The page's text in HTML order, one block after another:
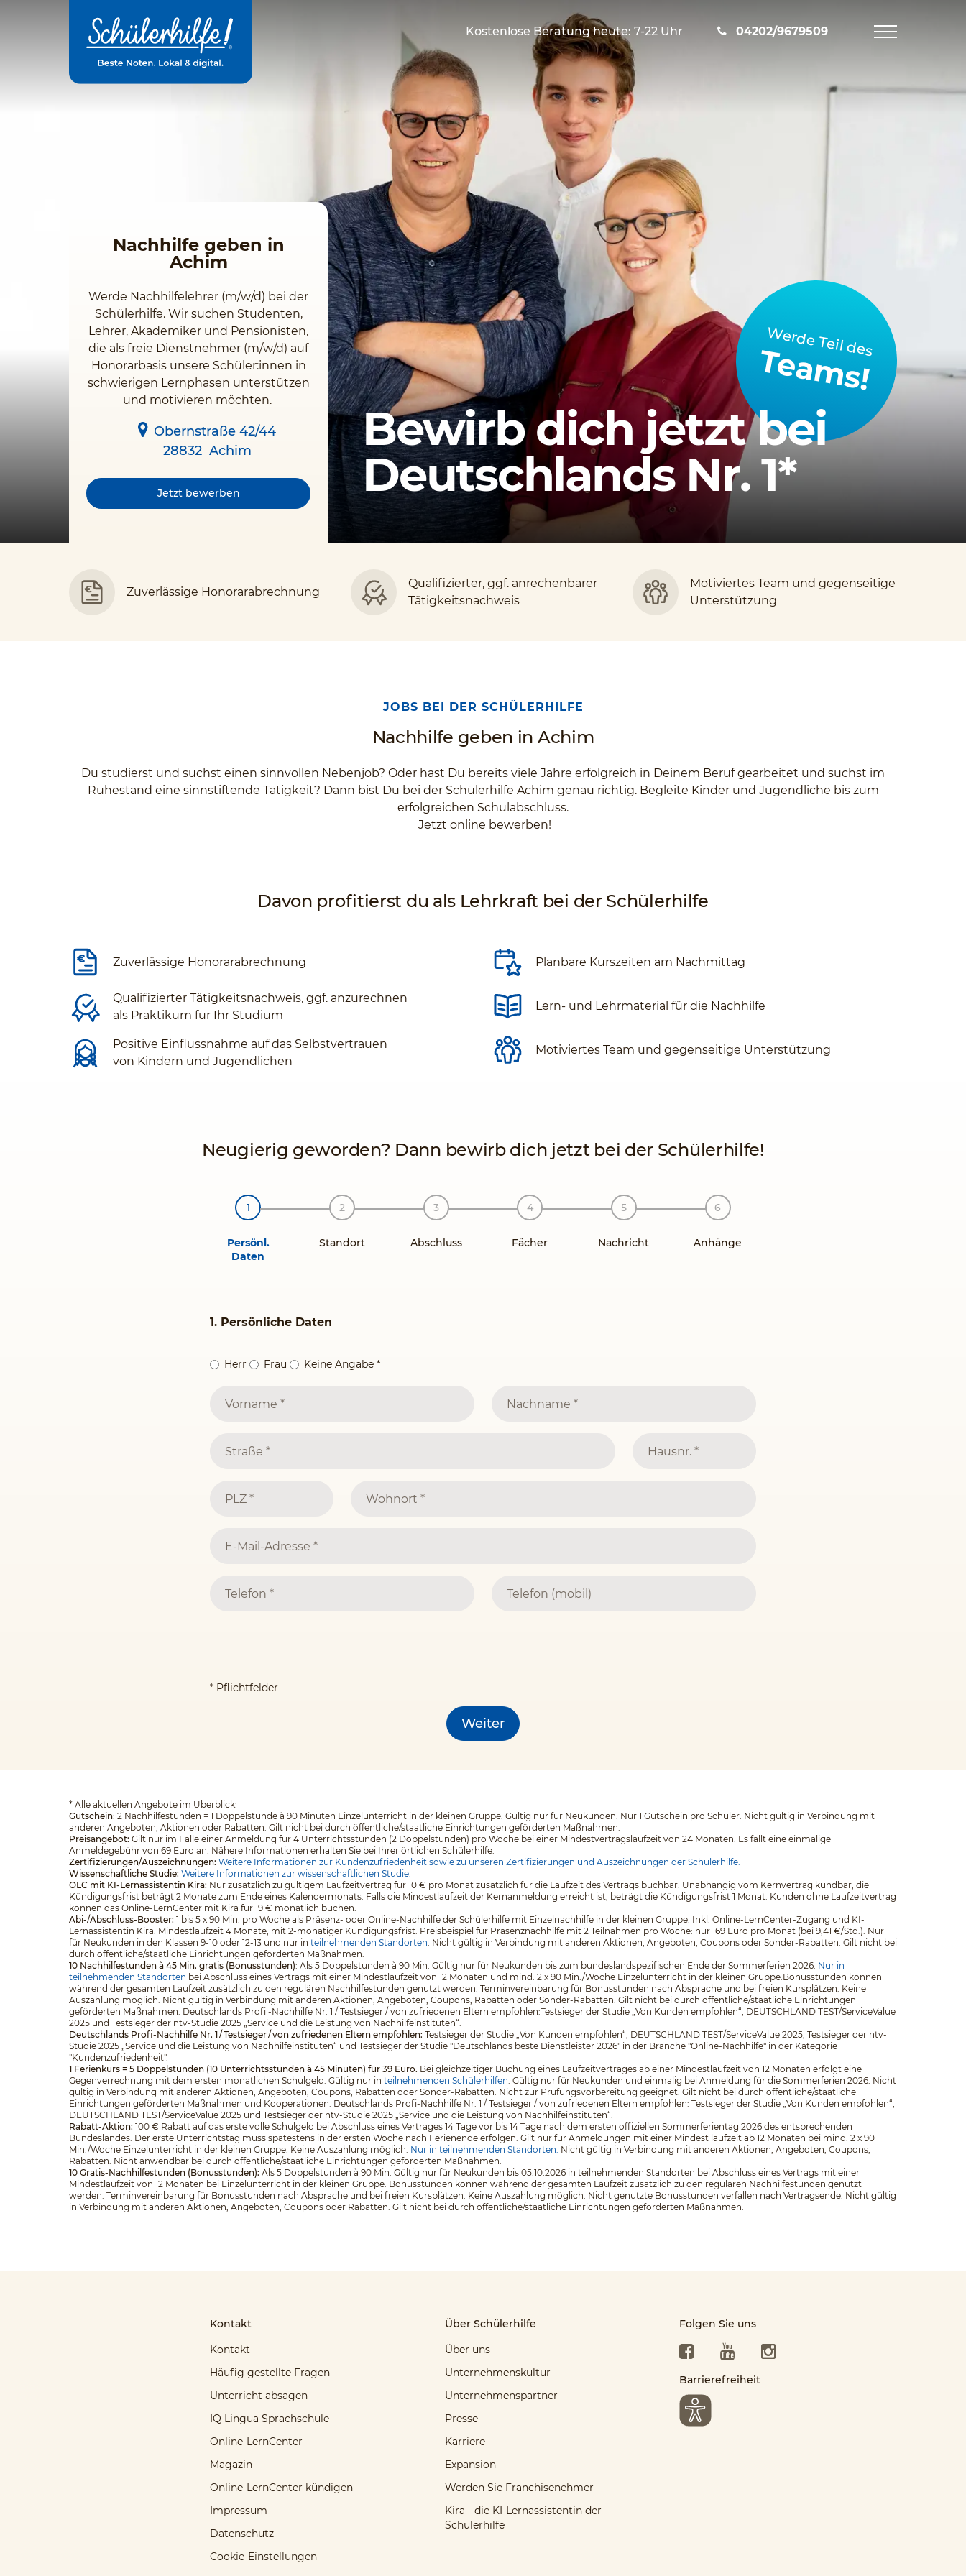
Kostenlose Beratung heute: 7-22 Uhr 04202/9679509
Navigation
Werde Teil des
Teams!
Bewirb dich jetzt bei
Deutschlands Nr. 1*
Nachhilfe geben in
Achim
Werde Nachhilfelehrer (m/w/d) bei der
Schülerhilfe. Wir suchen Studenten,
Lehrer, Akademiker und Pensionisten,
die als freie Dienstnehmer (m/w/d) auf
Honorarbasis unsere Schüler:innen in
schwierigen Lernphasen unterstützen
und motivieren möchten.
Obernstraße 42/44
28832 Achim
Jetzt bewerben
Zuverlässige Honorarabrechnung
Qualifizierter, ggf. anrechenbarer
Tätigkeitsnachweis
Motiviertes Team und gegenseitige
Unterstützung
JOBS BEI DER SCHÜLERHILFE
Nachhilfe geben in Achim
Du studierst und suchst einen sinnvollen Nebenjob? Oder hast Du bereits viele Jahre erfolgreich in Deinem Beruf gearbeitet und suchst im
Ruhestand eine sinnstiftende Tätigkeit? Dann bist Du bei der Schülerhilfe Achim genau richtig. Begleite Kinder und Jugendliche bis zum
erfolgreichen Schulabschluss.
Jetzt online bewerben!
Davon profitierst du als Lehrkraft bei der Schülerhilfe
Zuverlässige Honorarabrechnung
Qualifizierter Tätigkeitsnachweis, ggf. anzurechnen
als Praktikum für Ihr Studium
Positive Einflussnahme auf das Selbstvertrauen
von Kindern und Jugendlichen
Planbare Kurszeiten am Nachmittag
Lern- und Lehrmaterial für die Nachhilfe
Motiviertes Team und gegenseitige Unterstützung
Neugierig geworden? Dann bewirb dich jetzt bei der Schülerhilfe!
Persönl.
Daten
Standort Abschluss Fächer Nachricht Anhänge
1. Persönliche Daten
Herr Frau Keine Angabe *
* Pflichtfelder
Weiter
* Alle aktuellen Angebote im Überblick:
Gutschein: 2 Nachhilfestunden = 1 Doppelstunde à 90 Minuten Einzelunterricht in der kleinen Gruppe. Gültig nur für Neukunden. Nur 1 Gutschein pro Schüler. Nicht gültig in Verbindung mit
anderen Angeboten, Aktionen oder Rabatten. Gilt nicht bei durch öffentliche/staatliche Einrichtungen geförderten Maßnahmen.
Preisangebot: Gilt nur im Falle einer Anmeldung für 4 Unterrichtsstunden (2 Doppelstunden) pro Woche bei einer Mindestvertragslaufzeit von 24 Monaten. Es fällt eine einmalige
Anmeldegebühr von 69 Euro an. Nähere Informationen erhalten Sie bei Ihrer örtlichen Schülerhilfe.
Zertifizierungen/Auszeichnungen: Weitere Informationen zur Kundenzufriedenheit sowie zu unseren Zertifizierungen und Auszeichnungen der Schülerhilfe.
Wissenschaftliche Studie: Weitere Informationen zur wissenschaftlichen Studie.
OLC mit KI-Lernassistentin Kira: Nur zusätzlich zu gültigem Laufzeitvertrag für 10 € pro Monat zusätzlich für die Laufzeit des Vertrags buchbar. Unabhängig vom Kernvertrag kündbar, die
Kündigungsfrist beträgt 2 Monate zum Ende eines Kalendermonats. Falls die Mindestlaufzeit der Kernanmeldung erreicht ist, beträgt die Kündigungsfrist 1 Monat. Kunden ohne Laufzeitvertrag
können das Online-LernCenter mit Kira für 19 € monatlich buchen.
Abi-/Abschluss-Booster: 1 bis 5 x 90 Min. pro Woche als Präsenz- oder Online-Nachhilfe der Schülerhilfe mit Einzelnachhilfe in der kleinen Gruppe. Inkl. Online-LernCenter-Zugang und KI-
Lernassistentin Kira. Mindestlaufzeit 4 Monate, mit 2-monatiger Kündigungsfrist. Preisbeispiel für Präsenznachhilfe mit 2 Teilnahmen pro Woche: nur 169 Euro pro Monat (bei 9,41 €/Std.). Nur
für Neukunden in den Klassen 9-10 oder 12-13 und nur in teilnehmenden Standorten. Nicht gültig in Verbindung mit anderen Aktionen, Angeboten, Coupons oder Sonder-Rabatten. Gilt nicht bei
durch öffentliche/staatliche Einrichtungen geförderten Maßnahmen.
10 Nachhilfestunden à 45 Min. gratis (Bonusstunden): Als 5 Doppelstunden à 90 Min. Gültig nur für Neukunden bis zum bundeslandspezifischen Ende der Sommerferien 2026. Nur in
teilnehmenden Standorten bei Abschluss eines Vertrags mit einer Mindestlaufzeit von 12 Monaten und mind. 2 x 90 Min./Woche Einzelunterricht in der kleinen Gruppe.Bonusstunden können
während der gesamten Laufzeit zusätzlich zu den regulären Nachhilfestunden genutzt werden. Terminvereinbarung für Bonusstunden nach Absprache und bei freien Kursplätzen. Keine
Auszahlung möglich. Nicht gültig in Verbindung mit anderen Aktionen, Angeboten, Coupons, Rabatten oder Sonder-Rabatten. Gilt nicht bei durch öffentliche/staatliche Einrichtungen
geförderten Maßnahmen. Deutschlands Profi -Nachhilfe Nr. 1 / Testsieger / von zufriedenen Eltern empfohlen:Testsieger der Studie „Von Kunden empfohlen“, DEUTSCHLAND TEST/ServiceValue
2025 und Testsieger der ntv-Studie 2025 „Service und die Leistung von Nachhilfeinstituten“.
Deutschlands Profi-Nachhilfe Nr. 1 / Testsieger / von zufriedenen Eltern empfohlen: Testsieger der Studie „Von Kunden empfohlen“, DEUTSCHLAND TEST/ServiceValue 2025, Testsieger der ntv-
Studie 2025 „Service und die Leistung von Nachhilfeinstituten“ und Testsieger der Studie "Deutschlands beste Dienstleister 2026" in der Branche "Online-Nachhilfe" in der Kategorie
"Kundenzufriedenheit".
1 Ferienkurs = 5 Doppelstunden (10 Unterrichtsstunden à 45 Minuten) für 39 Euro. Bei gleichzeitiger Buchung eines Laufzeitvertrages ab einer Mindestlaufzeit von 12 Monaten erfolgt eine
Gegenverrechnung mit dem ersten monatlichen Schulgeld. Gültig nur in teilnehmenden Schülerhilfen. Gültig nur für Neukunden und einmalig bei Anmeldung für die Sommerferien 2026. Nicht
gültig in Verbindung mit anderen Aktionen, Angeboten, Coupons, Rabatten oder Sonder-Rabatten. Nicht zur Prüfungsvorbereitung geeignet. Gilt nicht bei durch öffentliche/staatliche
Einrichtungen geförderten Maßnahmen und Kooperationen. Deutschlands Profi-Nachhilfe Nr. 1 / Testsieger / von zufriedenen Eltern empfohlen: Testsieger der Studie „Von Kunden empfohlen“,
DEUTSCHLAND TEST/ServiceValue 2025 und Testsieger der ntv-Studie 2025 „Service und die Leistung von Nachhilfeinstituten“.
Rabatt-Aktion: 100 € Rabatt auf das erste volle Schulgeld bei Abschluss eines Vertrages 14 Tage vor bis 14 Tage nach dem ersten offiziellen Sommerferientag 2026 des entsprechenden
Bundeslandes. Der erste Unterrichtstag muss spätestens in der ersten Woche nach Ferienende erfolgen. Gilt nur für Anmeldungen mit einer Mindest­ laufzeit ab 12 Monaten bei mind. 2 x 90
Min./Woche Einzelunterricht in der kleinen Gruppe. Keine Auszahlung möglich. Nur in teilnehmenden Standorten. Nicht gültig in Verbindung mit anderen Aktionen, Angeboten, Coupons,
Rabatten. Nicht anwendbar bei durch öffentliche/staatliche Einrichtungen geförderten Maßnahmen.
10 Gratis-Nachhilfestunden (Bonusstunden): Als 5 Doppelstunden à 90 Min. Gültig nur für Neukunden bis 05.10.2026 in teilnehmenden Standorten bei Abschluss eines Vertrags mit einer
Mindestlaufzeit von 12 Monaten bei Einzelunterricht in der kleinen Gruppe. Bonusstunden können während der gesamten Laufzeit zusätzlich zu den regulären Nachhilfestunden genutzt
werden. Terminvereinbarung für Bonusstunden nach Absprache und bei freien Kursplätzen. Keine Auszahlung möglich. Nicht genutzte Bonusstunden verfallen nach Vertragsende. Nicht gültig
in Verbindung mit anderen Aktionen, Angeboten, Coupons oder Rabatten. Gilt nicht bei durch öffentliche/staatliche Einrichtungen geförderten Maßnahmen.
Kontakt
Kontakt
Häufig gestellte Fragen
Unterricht absagen
IQ Lingua Sprachschule
Online-LernCenter
Magazin
Online-LernCenter kündigen
Impressum
Datenschutz
Cookie-Einstellungen
Über Schülerhilfe
Über uns
Unternehmenskultur
Unternehmenspartner
Presse
Karriere
Expansion
Werden Sie Franchisenehmer
Kira - die KI-Lernassistentin der
Schülerhilfe
Folgen Sie uns
Facebook YouTubeInstagram
Barrierefreiheit